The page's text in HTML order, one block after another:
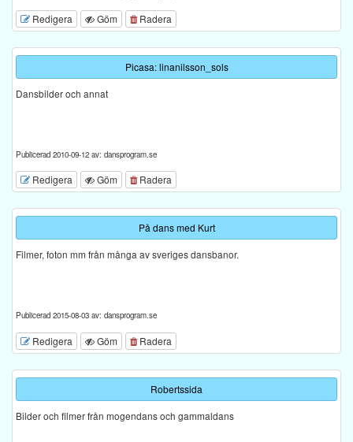
Redigera Göm Radera
Picasa: linanilsson_sols
Dansbilder och annat
Publicerad 2010-09-12 av: dansprogram.se
Redigera Göm Radera
På dans med Kurt
Filmer, foton mm från många av sveriges dansbanor.
Publicerad 2015-08-03 av: dansprogram.se
Redigera Göm Radera
Robertssida
Bilder och filmer från mogendans och gammaldans